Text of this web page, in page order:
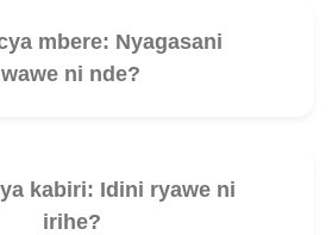
mbere: Nyagasani
wawe ni nde?
kabiri: Idini ryawe ni
irihe?